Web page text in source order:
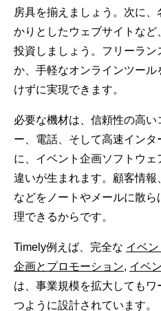
房具を揃えましょう。次に
かりとしたウェブサイトな
投資しましょう。フリーラ
か、手軽なオンラインツー
けずに実現できます。
必要な機材は、信頼性の高
ー、電話、そして高速イン
に、イベント企画ソフトウ
違いが生まれます。顧客情
などをノートやメールに散
理できるからです。
Timely例えば、完全な イベ
企画とプロモーション, イベ
は、事業規模を拡大しても
つように設計されています。